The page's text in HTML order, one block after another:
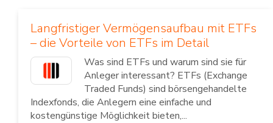
Langfristiger Vermögensaufbau mit ETFs
– die Vorteile von ETFs im Detail
Was sind ETFs und warum sind sie für
Anleger interessant? ETFs (Exchange
Traded Funds) sind börsengehandelte
Indexfonds, die Anlegern eine einfache und
kostengünstige Möglichkeit bieten,...